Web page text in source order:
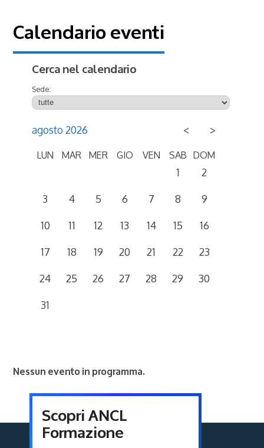
Calendario eventi
Cerca nel calendario
Sede:
agosto 2026 >
<
LUN MAR MER GIO VEN SAB DOM
1
2
3
4 5 6 7 8
9
10
11 12 13 14 15
16
17
18 19 20 21 22
23
24
25 26 27 28 29
30
31
Nessun evento in programma.
Scopri ANCL
Formazione